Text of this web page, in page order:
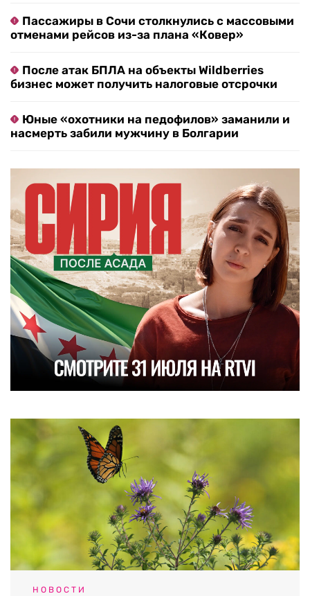
Пассажиры в Сочи столкнулись с массовыми
отменами рейсов из-за плана «Ковер»
После атак БПЛА на объекты Wildberries
бизнес может получить налоговые отсрочки
Юные «охотники на педофилов» заманили и
насмерть забили мужчину в Болгарии
НОВОСТИ